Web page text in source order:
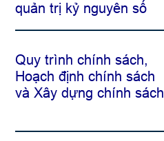
quản trị kỷ nguyên số
Quy trình chính sách,
Hoạch định chính sách
và Xây dựng chính sách